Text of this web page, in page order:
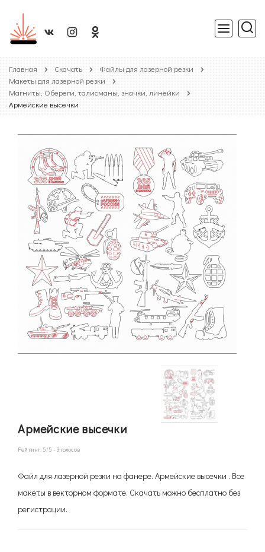
Главная Скачать
Файлы для лазерной резки
Макеты для лазерной резки
Магниты, Обереги, талисманы, значки, линейки
Армейские высечки
Армейские высечки
Рейтинг: 5/5 - 3 голосов
Файл для лазерной резки на фанере. Армейские высечки . Все
макеты в векторном формате. Скачать можно бесплатно без
регистрации.